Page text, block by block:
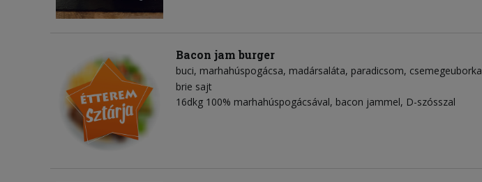
Bacon jam burger
buci marhahúspogácsa madársaláta paradicsom csemegeuborka
brie sajt
16dkg 100% marhahúspogácsával, bacon jammel, D-szósszal